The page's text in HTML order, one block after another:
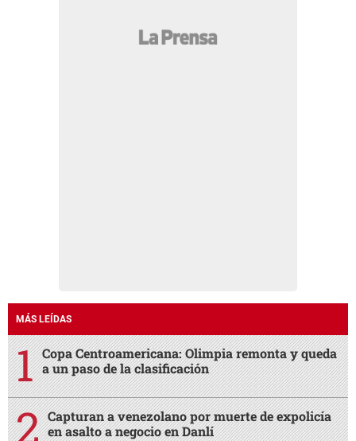
MÁS LEÍDAS
Copa Centroamericana: Olimpia remonta y queda
a un paso de la clasificación
Capturan a venezolano por muerte de expolicía
en asalto a negocio en Danlí